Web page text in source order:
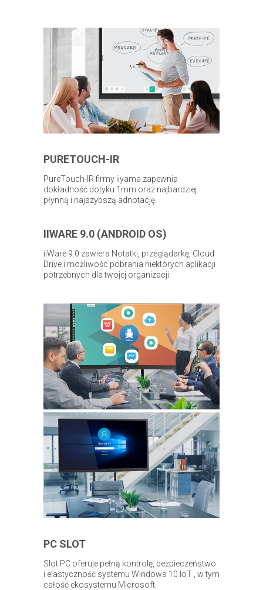
PURETOUCH-IR
PureTouch-IR firmy iiyama zapewnia
dokładność dotyku 1mm oraz najbardziej
płynną i najszybszą adnotację.
IIWARE 9.0 (ANDROID OS)
iiWare 9.0 zawiera Notatki, przeglądarkę, Cloud
Drive i możliwośc pobrania niektórych aplikacji
potrzebnych dla twojej organizacji.
PC SLOT
Slot PC oferuje pełną kontrolę, bezpieczeństwo
i elastyczność systemu Windows 10 IoT , w tym
całość ekosystemu Microsoft.